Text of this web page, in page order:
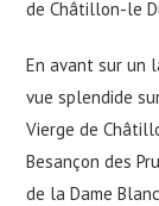
de Châtillon-le
En avant sur un
vue splendide
Vierge de
Besançon des
de la Dame